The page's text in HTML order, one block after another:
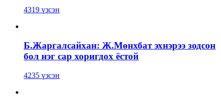
4319 үзсэн
Б.Жаргалсайхан: Ж.Мөнхбат эхнэрээ зодсон
бол нэг сар хоригдох ёстой
4235 үзсэн